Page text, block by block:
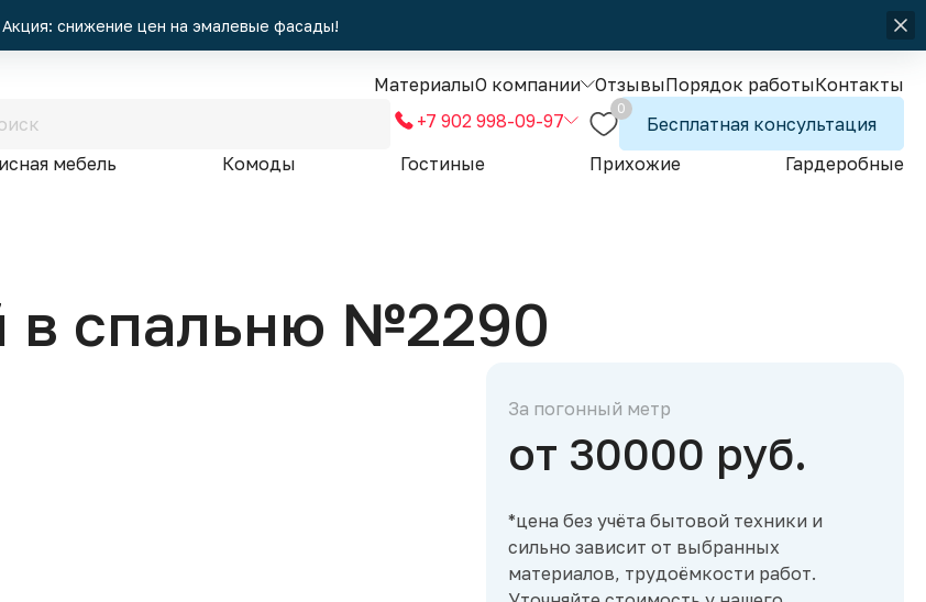
Акция: снижение цен на эмалевые фасады!
МатериалыО компании ОтзывыПорядок работыКонтакты
+7 902 998-09-97
0
Бесплатная консультация
мебель Комоды Гостиные Прихожие Гардеробные
в спальню №2290
За погонный метр
от 30000 руб.
*цена без учёта бытовой техники и
сильно зависит от выбранных
материалов, трудоёмкости работ.